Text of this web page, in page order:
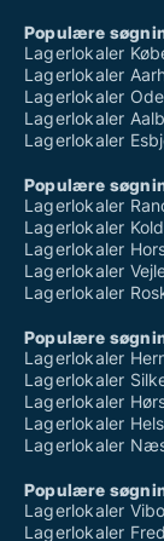
Populære
Lagerlokaler
Lagerlokaler
Lagerlokaler
Lagerlokaler
Lagerlokaler
Populære
Lagerlokaler
Lagerlokaler
Lagerlokaler
Lagerlokaler
Lagerlokaler
Populære
Lagerlokaler
Lagerlokaler
Lagerlokaler
Lagerlokaler
Lagerlokaler
Populære
Lagerlokaler
Lagerlokaler